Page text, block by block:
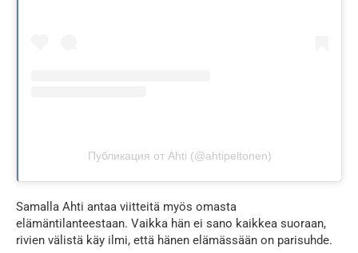
Публикация от Ahti (@ahtipeltonen)
Samalla Ahti antaa viitteitä myös omasta
elämäntilanteestaan. Vaikka hän ei sano kaikkea suoraan,
rivien välistä käy ilmi, että hänen elämässään on parisuhde.